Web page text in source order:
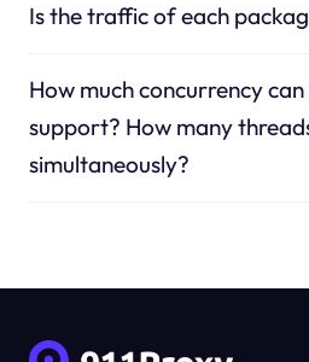
Is the traffic of each
How much concurrency
support? How many
simultaneously?